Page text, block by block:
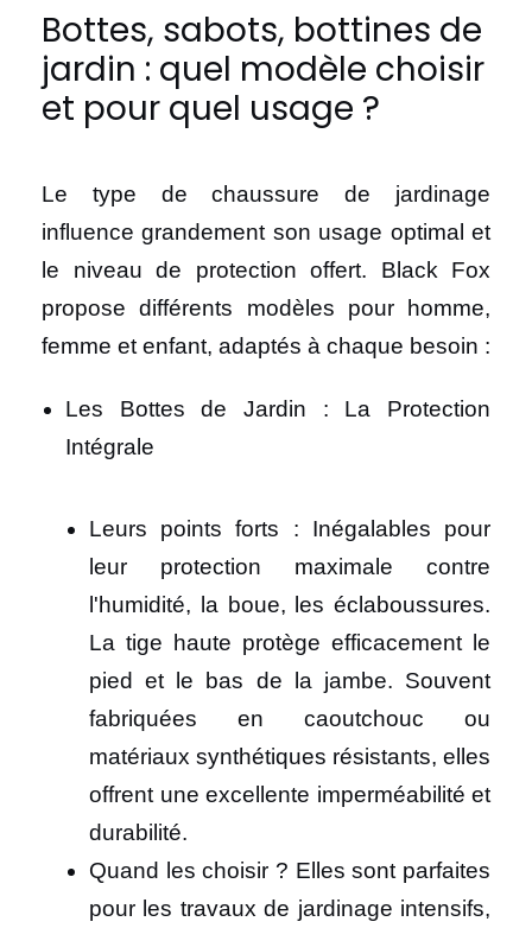
Bottes, sabots, bottines de
jardin : quel modèle choisir
et pour quel usage ?
Le type de chaussure de jardinage
influence grandement son usage optimal et
le niveau de protection offert. Black Fox
propose différents modèles pour homme,
femme et enfant, adaptés à chaque besoin :
Les Bottes de Jardin : La Protection
Intégrale
Leurs points forts : Inégalables pour
leur protection maximale contre
l'humidité, la boue, les éclaboussures.
La tige haute protège efficacement le
pied et le bas de la jambe. Souvent
fabriquées en caoutchouc ou
matériaux synthétiques résistants, elles
offrent une excellente imperméabilité et
durabilité.
Quand les choisir ? Elles sont parfaites
pour les travaux de jardinage intensifs,